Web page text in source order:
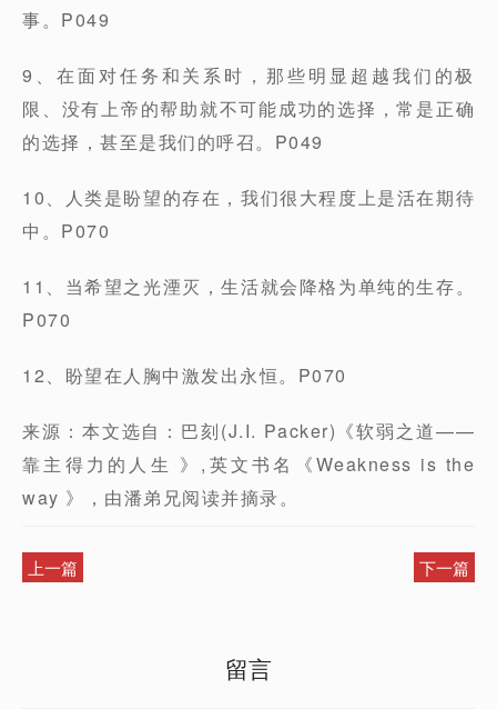
事。P049
9、在面对任务和关系时，那些明显超越我们的极
限、没有上帝的帮助就不可能成功的选择，常是正确
的选择，甚至是我们的呼召。P049
10、人类是盼望的存在，我们很大程度上是活在期待
中。P070
11、当希望之光湮灭，生活就会降格为单纯的生存。
P070
12、盼望在人胸中激发出永恒。P070
来源：本文选自：巴刻(J.I. Packer)《软弱之道——
靠主得力的人生 》,英文书名《Weakness is the
way 》，由潘弟兄阅读并摘录。
上一篇 下一篇
留言